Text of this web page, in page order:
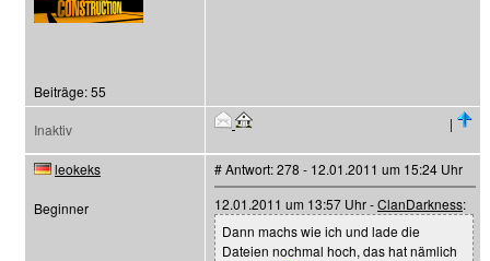
Beiträge: 55
Inaktiv |
leokeks
Beginner
# Antwort: 278 - 12.01.2011 um 15:24 Uhr
12.01.2011 um 13:57 Uhr -ClanDarkness:
Dann machs wie ich und lade die
Dateien nochmal hoch, das hat nämlich